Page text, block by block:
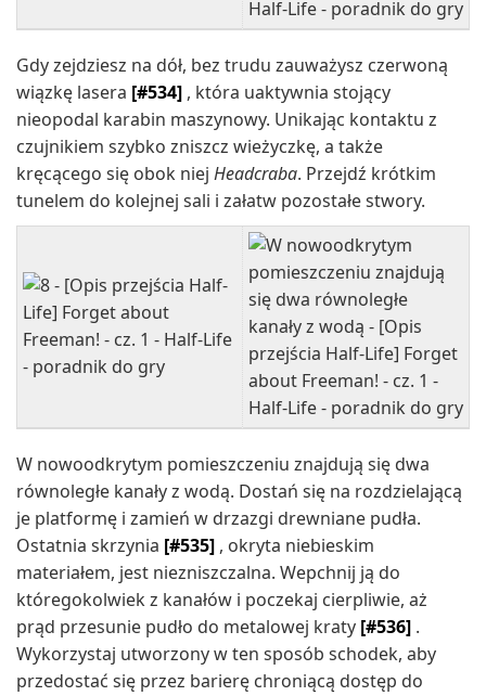
Gdy zejdziesz na dół, bez trudu zauważysz czerwoną
wiązkę lasera [#534] , która uaktywnia stojący
nieopodal karabin maszynowy. Unikając kontaktu z
czujnikiem szybko zniszcz wieżyczkę, a także
kręcącego się obok niej Headcraba. Przejdź krótkim
tunelem do kolejnej sali i załatw pozostałe stwory.
W nowoodkrytym pomieszczeniu znajdują się dwa
równoległe kanały z wodą. Dostań się na rozdzielającą
je platformę i zamień w drzazgi drewniane pudła.
Ostatnia skrzynia [#535] , okryta niebieskim
materiałem, jest niezniszczalna. Wepchnij ją do
któregokolwiek z kanałów i poczekaj cierpliwie, aż
prąd przesunie pudło do metalowej kraty [#536] .
Wykorzystaj utworzony w ten sposób schodek, aby
przedostać się przez barierę chroniącą dostęp do